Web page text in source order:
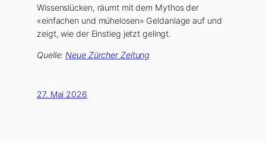
Wissenslücken, räumt mit dem Mythos der
«einfachen und mühelosen» Geldanlage auf und
zeigt, wie der Einstieg jetzt gelingt.
Quelle: Neue Zürcher Zeitung
27. Mai 2026